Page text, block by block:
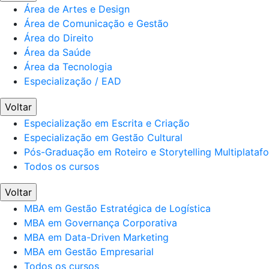
Área de Artes e Design
Área de Comunicação e Gestão
Área do Direito
Área da Saúde
Área da Tecnologia
Especialização / EAD
Voltar
Especialização em Escrita e Criação
Especialização em Gestão Cultural
Pós-Graduação em Roteiro e Storytelling
Todos os cursos
Voltar
MBA em Gestão Estratégica de Logística
MBA em Governança Corporativa
MBA em Data-Driven Marketing
MBA em Gestão Empresarial
Todos os cursos